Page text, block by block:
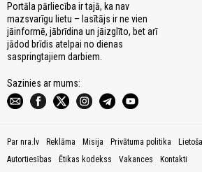
Portāla pārliecība ir tajā, ka nav
mazsvarīgu lietu – lasītājs ir ne vien
jāinformē, jābrīdina un jāizglīto, bet arī
jādod brīdis atelpai no dienas
saspringtajiem darbiem.
Sazinies ar mums:
Par nra.lv Reklāma Misija Privātuma politika
Autortiesības
Ētikas kodekss Vakances Kontakti